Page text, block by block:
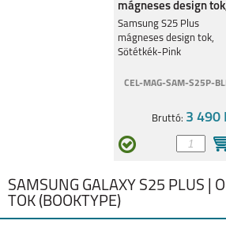
GALAXY S22 5G
mágneses design
Sötétkék-Pink
Samsung S25 Plus
mágneses design tok,
Sötétkék-Pink
CEL-MAG-SAM-S25P-
Bruttó: 3 490
SAMSUNG GALAXY S25 PLUS |
TOK (BOOKTYPE)